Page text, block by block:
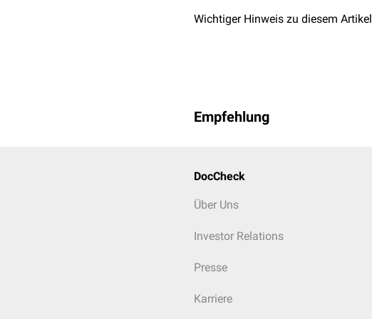
Wichtiger Hinweis zu diesem Artikel
Empfehlung
DocCheck
Über Uns
Investor Relations
Presse
Karriere